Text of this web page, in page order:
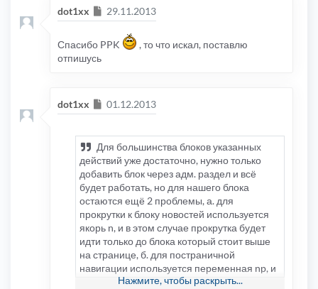
dot1xx Сообщение
29.11.2013
Спасибо PPK
, то что искал, поставлю
отпишусь
dot1xx Сообщение
01.12.2013
Для большинства блоков указанных
действий уже достаточно, нужно только
добавить блок через адм. раздел и всё
будет работать, но для нашего блока
остаются ещё 2 проблемы, а. для
прокрутки к блоку новостей используется
якорь n, и в этом случае прокрутка будет
идти только до блока который стоит выше
на странице, б. для постраничной
навигации используется переменная np, и
если выбрать вторую страницу во
Нажмите, чтобы раскрыть...